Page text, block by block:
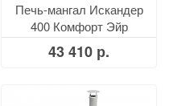
Печь-мангал Искандер
400 Комфорт Эйр
43 410 р.